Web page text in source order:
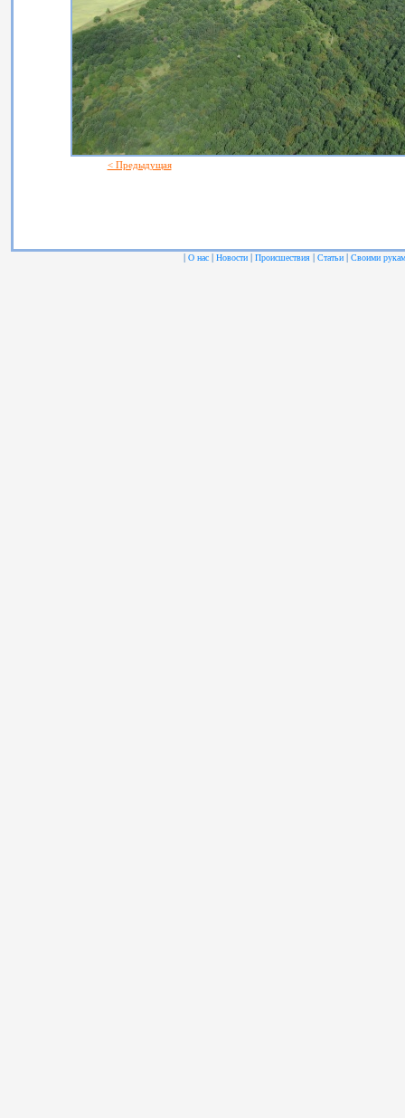
< Предыдущая
| О нас | Новости | Происшествия | Статьи | Своими